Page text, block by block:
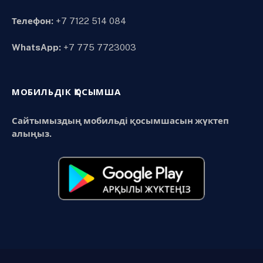
Телефон: +7 7122 514 084
WhatsApp: +7 775 7723003
МОБИЛЬДІК ҚОСЫМША
Сайтымыздың мобильді қосымшасын жүктеп
алыңыз.